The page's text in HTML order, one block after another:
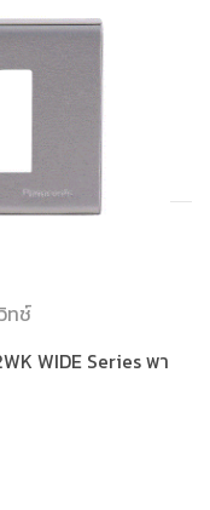
ทช์
WIDE Series พา